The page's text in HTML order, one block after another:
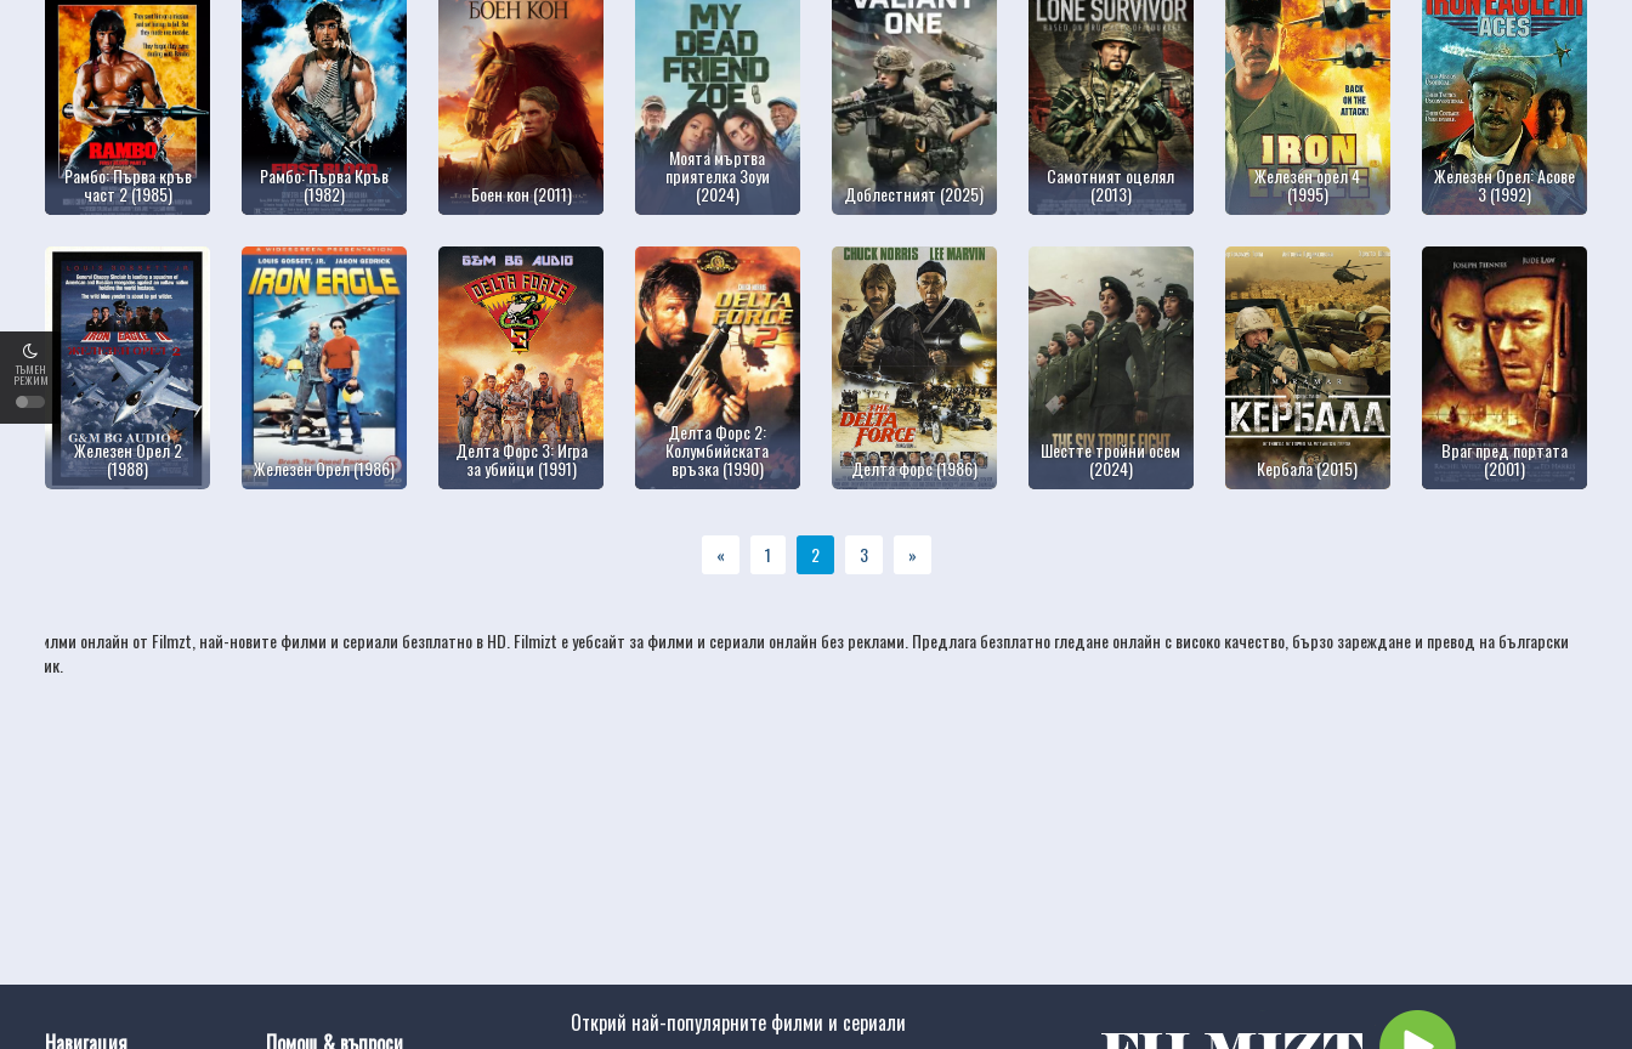
ТЪМЕН
РЕЖИМ
Рамбо: Първа кръв
част 2 (1985)
Рамбо: Първа Кръв
(1982) Боен кон (2011)
Моята мъртва
приятелка Зоуи
(2024) Доблестният (2025)
Самотният оцелял
(2013)
Железен орел 4
(1995)
Железен Орел: Асове
3 (1992)
Железен Орел 2
(1988) Железен Орел (1986)
Делта Форс 3: Игра
за убийци (1991)
Делта Форс 2:
Колумбийската
връзка (1990) Делта форс (1986)
Шестте тройни осем
(2024) Кербала (2015)
Враг пред портата
(2001)
« 1 2 3 »
Филми онлайн от Filmzt, най-новитефилми и сериали безплатно в HD. Filmizt е уебсайт за филми и сериали онлайн без реклами. Предлага безплатно гледане онлайн с високо качество, бързо зареждане и превод на български
език.
Навигация Помощ & въпроси
Открий най-популярните филми и сериали